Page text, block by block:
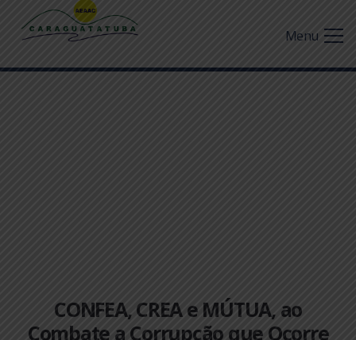
Menu
CONFEA, CREA e MÚTUA, ao
Combate a Corrupção que Ocorre